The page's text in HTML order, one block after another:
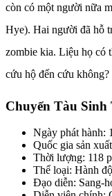
còn có một người nữa
Hye). Hai người đã hỗ
zombie kia. Liệu họ có
cứu hộ đến cứu không?
Chuyến Tàu Sinh
Ngày phát hành:
Quốc gia sản
Thời lượng: 118
Thể loại: Hành
Đạo diễn: Sang-